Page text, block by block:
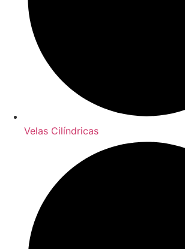
Velas Cilíndricas